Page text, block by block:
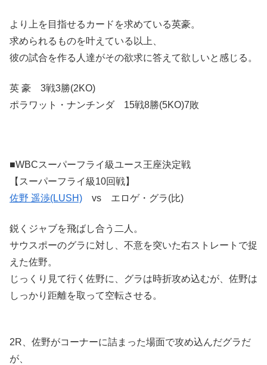
より上を目指せるカードを求めている英豪。
求められるものを叶えている以上、
彼の試合を作る人達がその欲求に答えて欲しいと感じる。
英 豪 3戦3勝(2KO)
ポラワット・ナンチンダ 15戦8勝(5KO)7敗
■WBCスーパーフライ級ユース王座決定戦
【スーパーフライ級10回戦】
佐野 遥渉(LUSH) vs エロゲ・グラ(比)
鋭くジャブを飛ばし合う二人。
サウスポーのグラに対し、不意を突いた右ストレートで捉
えた佐野。
じっくり見て行く佐野に、グラは時折攻め込むが、佐野は
しっかり距離を取って空転させる。
2R、佐野がコーナーに詰まった場面で攻め込んだグラだ
が、